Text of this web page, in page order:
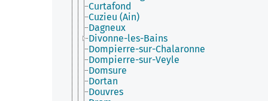
Curtafond
Cuzieu (Ain)
Dagneux
Divonne-les-Bains
Dompierre-sur-Chalaronne
Dompierre-sur-Veyle
Domsure
Dortan
Douvres